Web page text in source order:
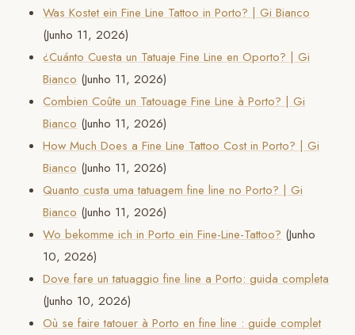
Was Kostet ein Fine Line Tattoo in Porto? | Gi Bianco
(Junho 11, 2026)
¿Cuánto Cuesta un Tatuaje Fine Line en Oporto? | Gi
Bianco (Junho 11, 2026)
Combien Coûte un Tatouage Fine Line à Porto? | Gi
Bianco (Junho 11, 2026)
How Much Does a Fine Line Tattoo Cost in Porto? | Gi
Bianco (Junho 11, 2026)
Quanto custa uma tatuagem fine line no Porto? | Gi
Bianco (Junho 11, 2026)
Wo bekomme ich in Porto ein Fine-Line-Tattoo? (Junho
10, 2026)
Dove fare un tatuaggio fine line a Porto: guida completa
(Junho 10, 2026)
Où se faire tatouer à Porto en fine line : guide complet